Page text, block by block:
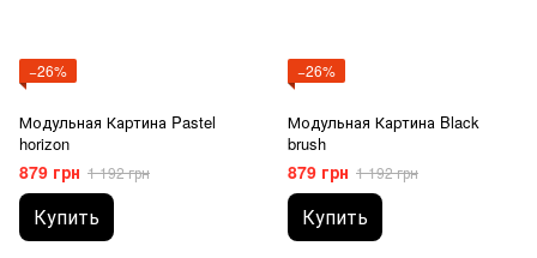
−26%
Модульная Картина Pastel
horizon
879 грн 1 192 грн
Купить
−26%
Модульная Картина Black
brush
879 грн 1 192 грн
Купить